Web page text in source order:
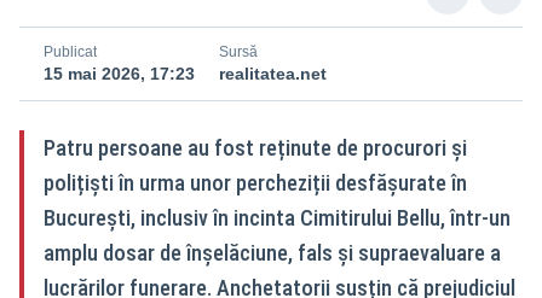
Publicat
15 mai 2026, 17:23
Sursă
realitatea.net
Patru persoane au fost reținute de procurori și
polițiști în urma unor percheziții desfășurate în
București, inclusiv în incinta Cimitirului Bellu, într-un
amplu dosar de înșelăciune, fals și supraevaluare a
lucrărilor funerare. Anchetatorii susțin că prejudiciul